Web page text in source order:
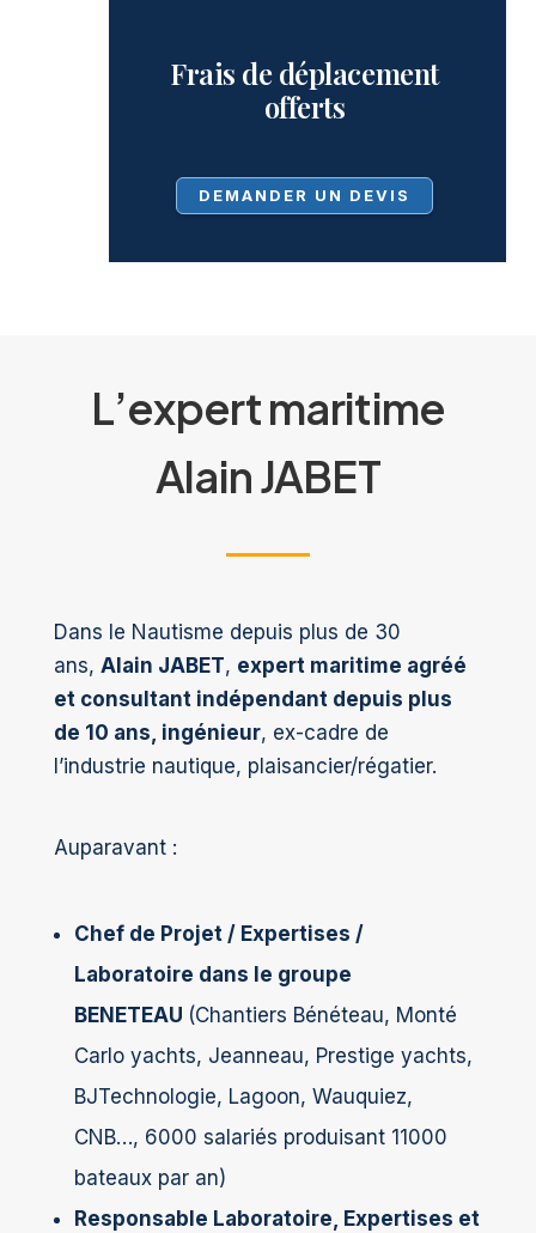
Frais de déplacement
offerts
DEMANDER UN DEVIS
L’expert maritime
Alain JABET
Dans le Nautisme depuis plus de 30
ans, Alain JABET, expert maritime agréé
et consultant indépendant depuis plus
de 10 ans, ingénieur, ex-cadre de
l’industrie nautique, plaisancier/régatier.
Auparavant :
Chef de Projet / Expertises /
Laboratoire dans le groupe
BENETEAU (Chantiers Bénéteau, Monté
Carlo yachts, Jeanneau, Prestige yachts,
BJTechnologie, Lagoon, Wauquiez,
CNB…, 6000 salariés produisant 11000
bateaux par an)
Responsable Laboratoire, Expertises et